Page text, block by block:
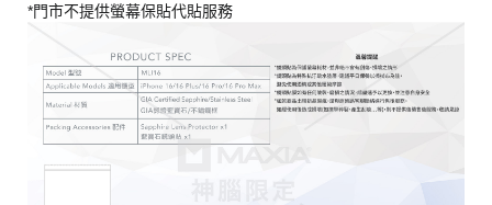
*門市不提供螢幕保貼代貼服務